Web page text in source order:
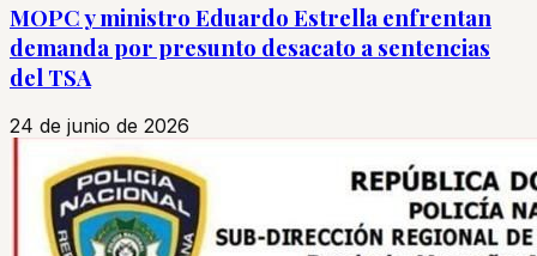
MOPC y ministro Eduardo Estrella enfrentan
demanda por presunto desacato a sentencias
del TSA
24 de junio de 2026